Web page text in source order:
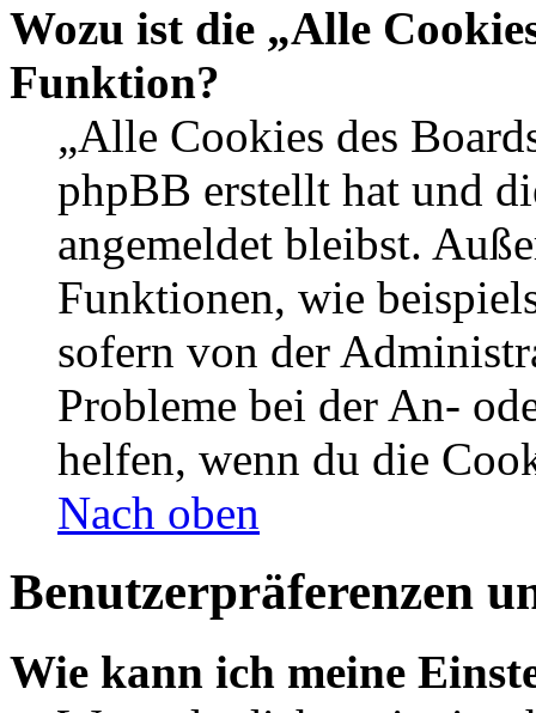
Wozu ist die „Alle
Funktion?
„Alle Cookies des
phpBB erstellt hat und
angemeldet bleibst.
Funktionen, wie
sofern von der
Probleme bei der An-
helfen, wenn du die
Nach oben
Benutzerpräferenzen
Wie kann ich meine